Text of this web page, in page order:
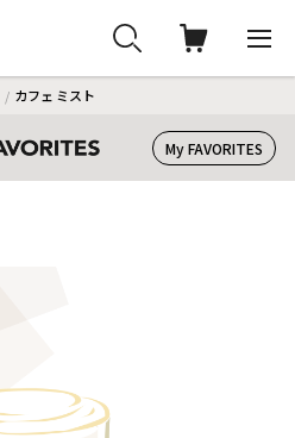
カフェ ミスト
My FAVORITES